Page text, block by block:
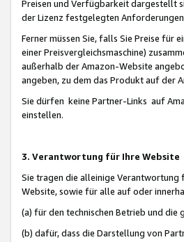
Preisen und Verfügbarkeit dargestellt
der Lizenz festgelegten
Ferner müssen Sie, falls Sie Preise für
einer Preisvergleichsmaschine)
außerhalb der Amazon-Website
angeben, zu dem das Produkt auf der
Sie dürfen keine Partner-Links auf
einstellen.
3. Verantwortung für Ihre Website
Sie tragen die alleinige Verantwortung
Website, sowie für alle auf oder
(a) für den technischen Betrieb und
(b) dafür, dass die Darstellung von